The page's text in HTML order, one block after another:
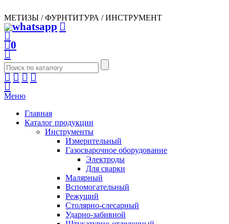
МЕТИЗЫ / ФУРНТИТУРА / ИНСТРУМЕНТ
0
Меню
Главная
Каталог продукции
Инструменты
Измерительный
Газосварочное оборудование
Электроды
Для сварки
Малярный
Вспомогательный
Режущий
Столярно-слесарный
Ударно-забивной